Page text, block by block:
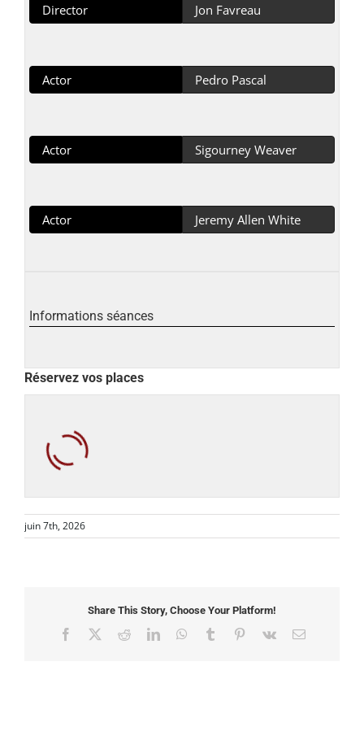
Director Jon Favreau
Actor Pedro Pascal
Actor Sigourney Weaver
Actor Jeremy Allen White
Informations séances
Réservez vos places
juin 7th, 2026
Share This Story, Choose Your Platform!
Facebook RedditLinkedInWhatsApp
Tumblr Pinterest
Vk Email